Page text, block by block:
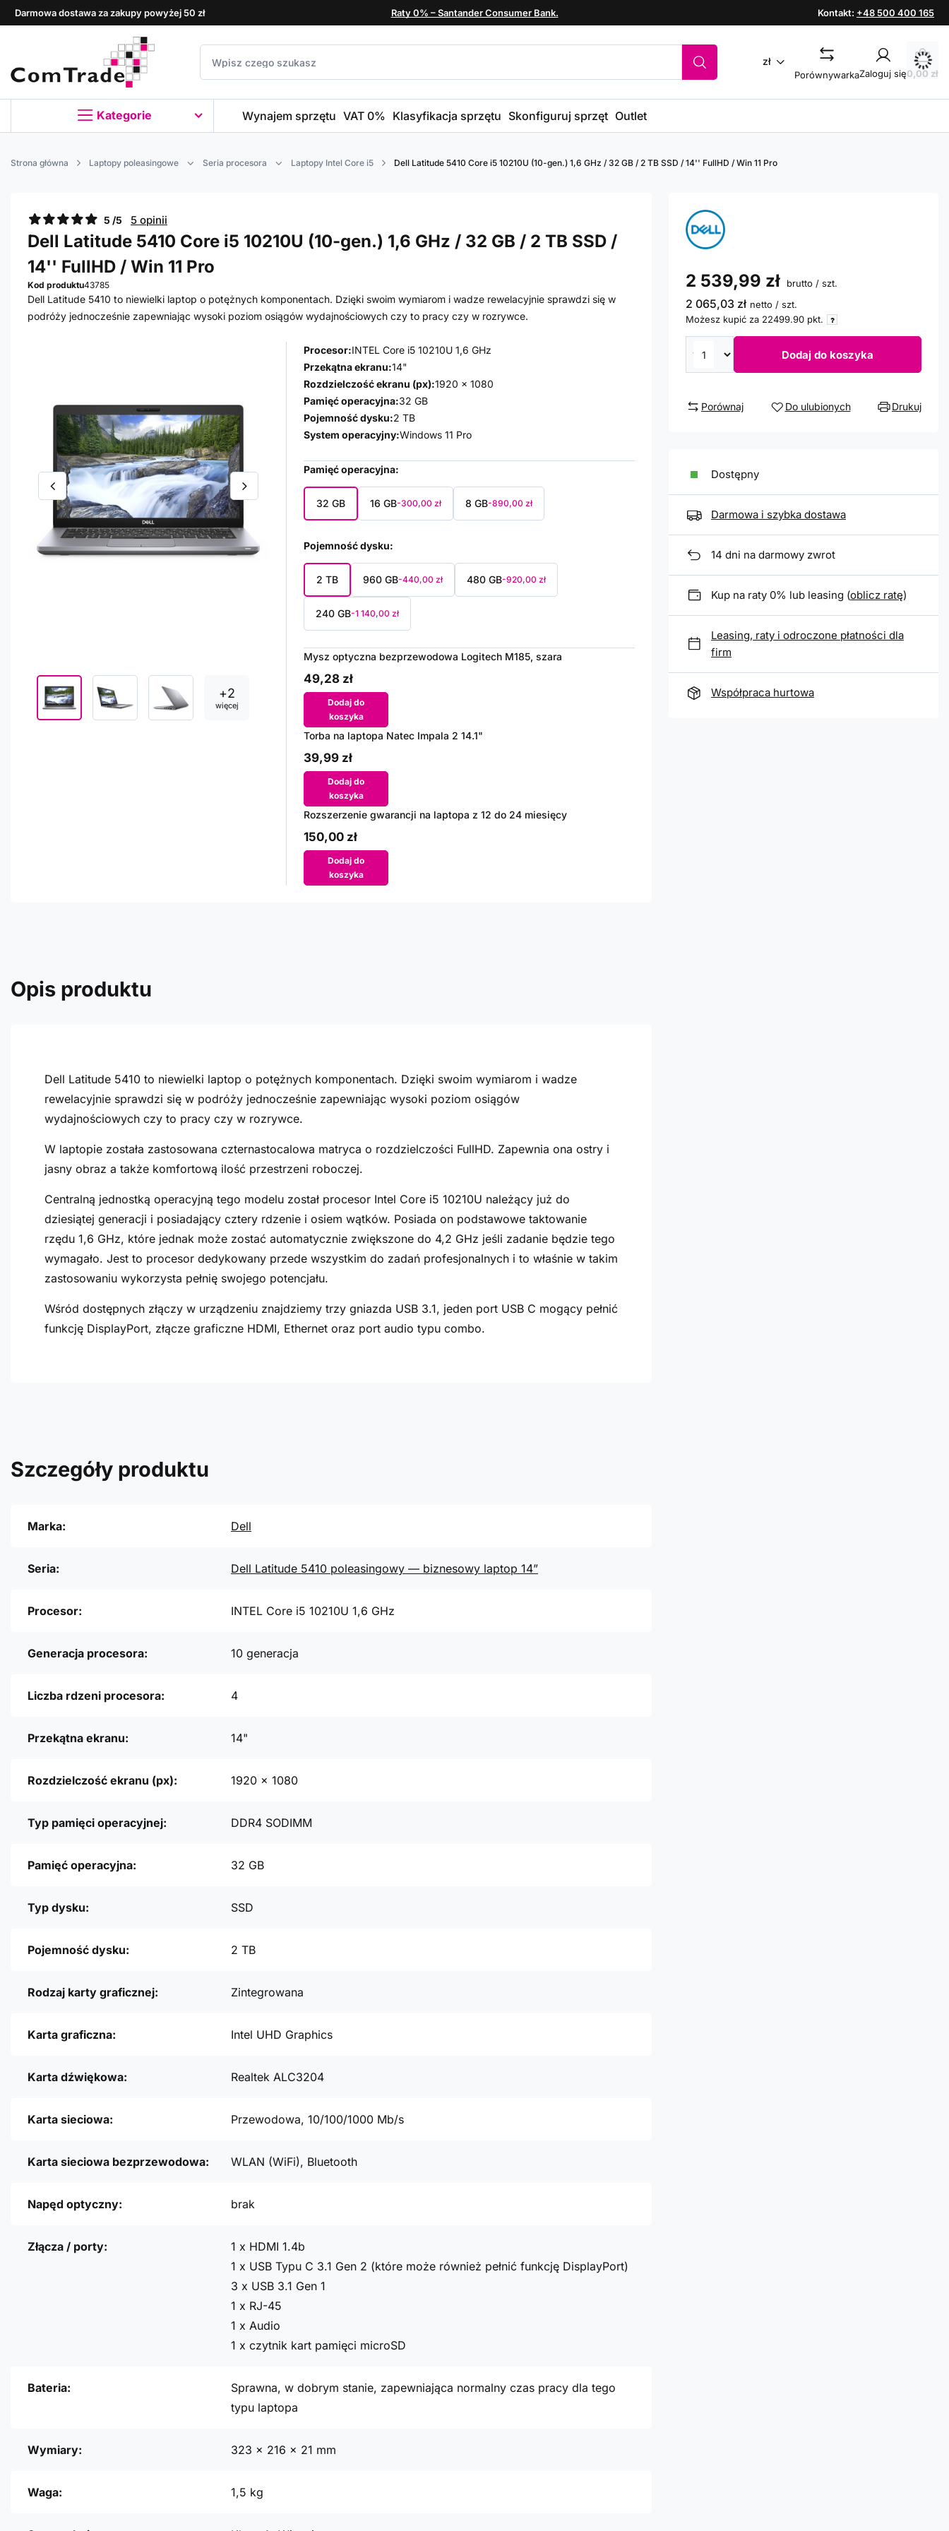
Darmowa dostawa za zakupy powyżej 50 zł Raty 0% – Santander Consumer Bank. Kontakt: +48 500 400 165
zł
PorównywarkaZaloguj się0,00 zł
Kategorie Wynajem sprzętu VAT 0% Klasyfikacja sprzętu Skonfiguruj sprzęt Outlet
Strona główna Laptopy poleasingowe Seria procesora Laptopy Intel Core i5 Dell Latitude 5410 Core i5 10210U (10-gen.) 1,6 GHz / 32 GB / 2 TB SSD / 14'' FullHD / Win 11 Pro
5 /5 5 opinii
Dell Latitude 5410 Core i5 10210U (10-gen.) 1,6 GHz / 32 GB / 2 TB SSD /
14'' FullHD / Win 11 Pro
Kod produktu43785
Dell Latitude 5410 to niewielki laptop o potężnych komponentach. Dzięki swoim wymiarom i wadze rewelacyjnie sprawdzi się w
podróży jednocześnie zapewniając wysoki poziom osiągów wydajnościowych czy to pracy czy w rozrywce.
+2
więcej
Procesor:INTEL Core i5 10210U 1,6 GHz
Przekątna ekranu:14"
Rozdzielczość ekranu (px):1920 x 1080
Pamięć operacyjna:32 GB
Pojemność dysku:2 TB
System operacyjny:Windows 11 Pro
Pamięć operacyjna
32 GB 16 GB-300,00 zł 8 GB-890,00 zł
Pojemność dysku
2 TB 960 GB-440,00 zł 480 GB-920,00 zł
240 GB-1 140,00 zł
Mysz optyczna bezprzewodowa Logitech M185, szara
49,28 zł
Dodaj do
koszyka
Torba na laptopa Natec Impala 2 14.1"
39,99 zł
Dodaj do
koszyka
Rozszerzenie gwarancji na laptopa z 12 do 24 miesięcy
150,00 zł
Dodaj do
koszyka
2 539,99 zł brutto / szt.
2 065,03 zł netto / szt.
Możesz kupić za 22499.90 pkt.
Dodaj do koszyka
Porównaj Do ulubionych Drukuj
Dostępny
Darmowa i szybka dostawa
14 dni na darmowy zwrot
Kup na raty 0% lub leasing (oblicz ratę)
Leasing, raty i odroczone płatności dla
firm
Współpraca hurtowa
Opis produktu
Dell Latitude 5410 to niewielki laptop o potężnych komponentach. Dzięki swoim wymiarom i wadze
rewelacyjnie sprawdzi się w podróży jednocześnie zapewniając wysoki poziom osiągów
wydajnościowych czy to pracy czy w rozrywce.
W laptopie została zastosowana czternastocalowa matryca o rozdzielczości FullHD. Zapewnia ona ostry i
jasny obraz a także komfortową ilość przestrzeni roboczej.
Centralną jednostką operacyjną tego modelu został procesor Intel Core i5 10210U należący już do
dziesiątej generacji i posiadający cztery rdzenie i osiem wątków. Posiada on podstawowe taktowanie
rzędu 1,6 GHz, które jednak może zostać automatycznie zwiększone do 4,2 GHz jeśli zadanie będzie tego
wymagało. Jest to procesor dedykowany przede wszystkim do zadań profesjonalnych i to właśnie w takim
zastosowaniu wykorzysta pełnię swojego potencjału.
Wśród dostępnych złączy w urządzeniu znajdziemy trzy gniazda USB 3.1, jeden port USB C mogący pełnić
funkcję DisplayPort, złącze graficzne HDMI, Ethernet oraz port audio typu combo.
Szczegóły produktu
Marka: Dell
Seria: Dell Latitude 5410 poleasingowy — biznesowy laptop 14”
Procesor: INTEL Core i5 10210U 1,6 GHz
Generacja procesora: 10 generacja
Liczba rdzeni procesora: 4
Przekątna ekranu: 14"
Rozdzielczość ekranu (px): 1920 x 1080
Typ pamięci operacyjnej: DDR4 SODIMM
Pamięć operacyjna: 32 GB
Typ dysku: SSD
Pojemność dysku: 2 TB
Rodzaj karty graficznej: Zintegrowana
Karta graficzna: Intel UHD Graphics
Karta dźwiękowa: Realtek ALC3204
Karta sieciowa: Przewodowa, 10/100/1000 Mb/s
Karta sieciowa bezprzewodowa: WLAN (WiFi), Bluetooth
Napęd optyczny: brak
Złącza / porty:
1 x HDMI 1.4b
1 x USB Typu C 3.1 Gen 2 (które może również pełnić funkcję DisplayPort)
3 x USB 3.1 Gen 1
1 x RJ-45
1 x Audio
1 x czytnik kart pamięci microSD
Bateria:
Sprawna, w dobrym stanie, zapewniająca normalny czas pracy dla tego
typu laptopa
Wymiary: 323 x 216 x 21 mm
Waga: 1,5 kg